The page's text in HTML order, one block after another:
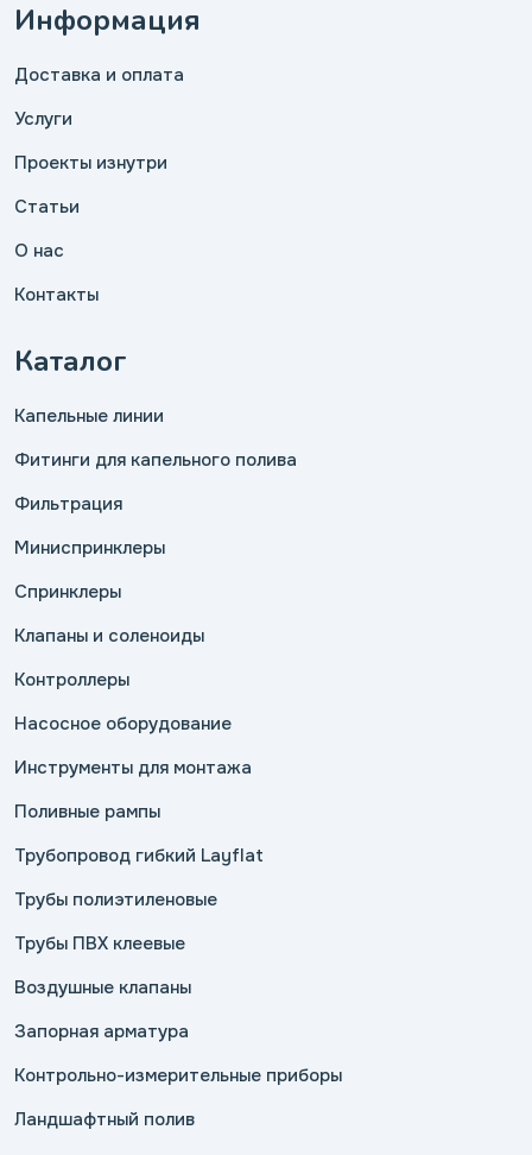
Информация
Доставка и оплата
Услуги
Проекты изнутри
Статьи
О нас
Контакты
Каталог
Капельные линии
Фитинги для капельного полива
Фильтрация
Миниспринклеры
Спринклеры
Клапаны и соленоиды
Контроллеры
Насосное оборудование
Инструменты для монтажа
Поливные рампы
Трубопровод гибкий Layflat
Трубы полиэтиленовые
Трубы ПВХ клеевые
Воздушные клапаны
Запорная арматура
Контрольно-измерительные приборы
Ландшафтный полив